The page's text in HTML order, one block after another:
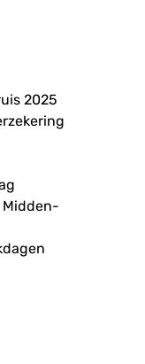
2025